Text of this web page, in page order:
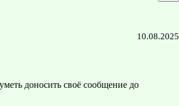
10.08.2025
доносить своё сообщение до